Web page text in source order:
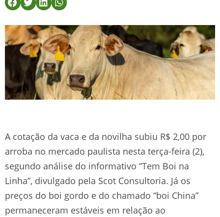
A cotação da vaca e da novilha subiu R$ 2,00 por
arroba no mercado paulista nesta terça-feira (2),
segundo análise do informativo “Tem Boi na
Linha”, divulgado pela Scot Consultoria. Já os
preços do boi gordo e do chamado “boi China”
permaneceram estáveis em relação ao